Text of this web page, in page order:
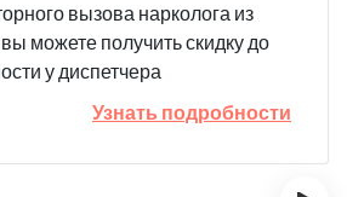
вызова нарколога из
можете получить скидку до
у диспетчера
Узнать подробности